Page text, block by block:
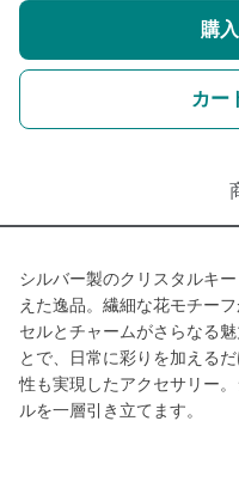
購
カー
シルバー製のクリスタルキ
えた逸品。繊細な花モチー
セルとチャームがさらなる
とで、日常に彩りを加える
性も実現したアクセサリー
ルを一層引き立てます。